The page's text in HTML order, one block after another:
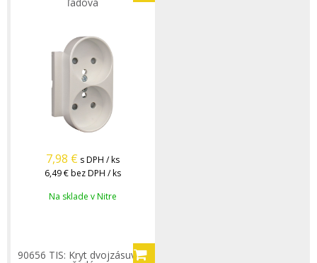
7,98 € s DPH / ks
6,49 €bez DPH / ks
Na sklade v Nitre
90656 TIS: Kryt dvojzásuvky,